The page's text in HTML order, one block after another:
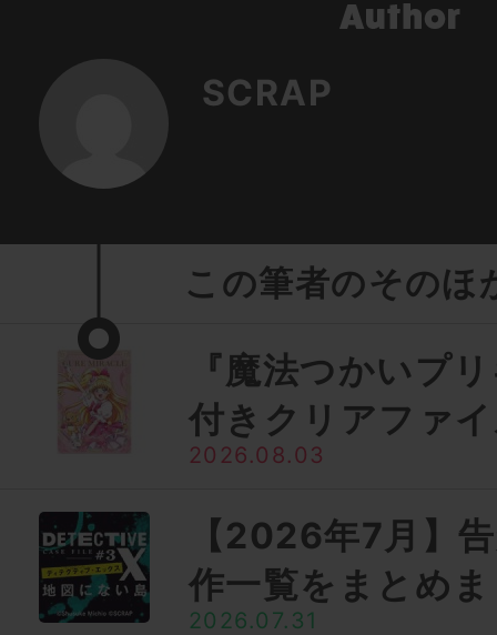
SCRAP
この筆者のそのほ
『魔法つかいプ
付きクリアファ
2026.08.03
【2026年7月】
作一覧をまとめ
2026.07.31